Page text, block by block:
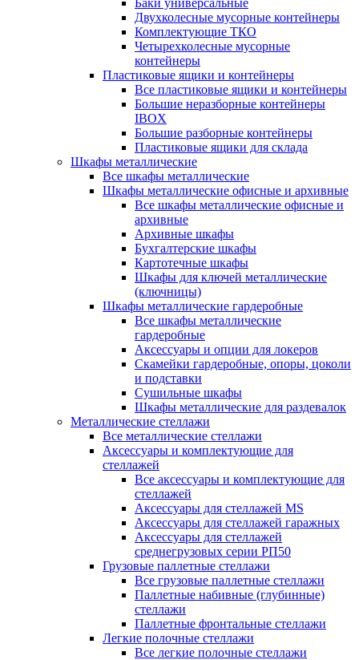
Баки универсальные
Двухколесные мусорные контейнеры
Комплектующие ТКО
Четырехколесные мусорные
контейнеры
Пластиковые ящики и контейнеры
Все пластиковые ящики и контейнеры
Большие неразборные контейнеры
IBOX
Большие разборные контейнеры
Пластиковые ящики для склада
Шкафы металлические
Все шкафы металлические
Шкафы металлические офисные и архивные
Все шкафы металлические офисные и
архивные
Архивные шкафы
Бухгалтерские шкафы
Картотечные шкафы
Шкафы для ключей металлические
(ключницы)
Шкафы металлические гардеробные
Все шкафы металлические
гардеробные
Аксессуары и опции для локеров
Скамейки гардеробные, опоры, цоколи
и подставки
Сушильные шкафы
Шкафы металлические для раздевалок
Металлические стеллажи
Все металлические стеллажи
Аксессуары и комплектующие для
стеллажей
Все аксессуары и комплектующие для
стеллажей
Аксессуары для стеллажей MS
Аксессуары для стеллажей гаражных
Аксессуары для стеллажей
среднегрузовых серии РП50
Грузовые паллетные стеллажи
Все грузовые паллетные стеллажи
Паллетные набивные (глубинные)
стеллажи
Паллетные фронтальные стеллажи
Легкие полочные стеллажи
Все легкие полочные стеллажи